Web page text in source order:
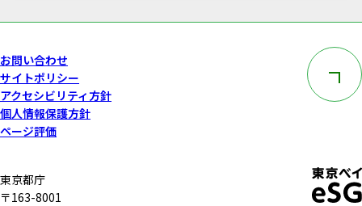
お問い合わせ
サイトポリシー
アクセシビリティ方針
個人情報保護方針
ページ評価
このペー
東京都庁
〒163-8001